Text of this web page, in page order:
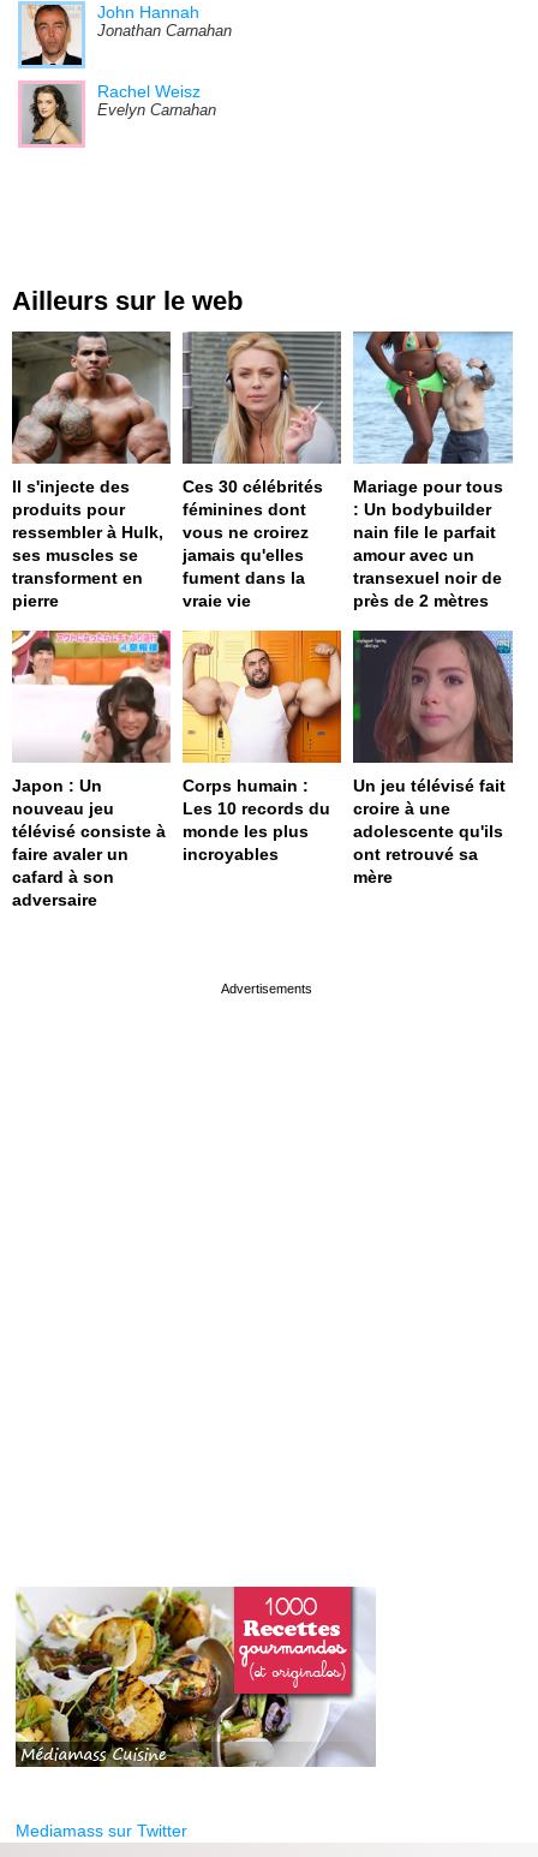
John Hannah
Jonathan Carnahan
Rachel Weisz
Evelyn Carnahan
Ailleurs sur le web
Il s'injecte des
produits pour
ressembler à Hulk,
ses muscles se
transforment en
pierre
Ces 30 célébrités
féminines dont
vous ne croirez
jamais qu'elles
fument dans la
vraie vie
Mariage pour tous
: Un bodybuilder
nain file le parfait
amour avec un
transexuel noir de
près de 2 mètres
Japon : Un
nouveau jeu
télévisé consiste à
faire avaler un
cafard à son
adversaire
Corps humain :
Les 10 records du
monde les plus
incroyables
Un jeu télévisé fait
croire à une
adolescente qu'ils
ont retrouvé sa
mère
Mediamass sur Twitter